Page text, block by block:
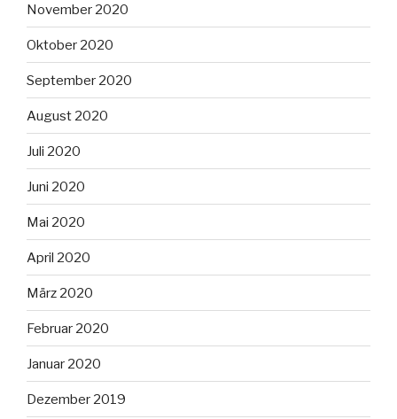
November 2020
Oktober 2020
September 2020
August 2020
Juli 2020
Juni 2020
Mai 2020
April 2020
März 2020
Februar 2020
Januar 2020
Dezember 2019